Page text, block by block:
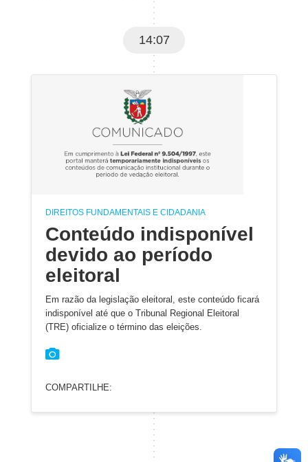
14:07
DIREITOS FUNDAMENTAIS E CIDADANIA
Conteúdo indisponível
devido ao período
eleitoral
Em razão da legislação eleitoral, este conteúdo ficará
indisponível até que o Tribunal Regional Eleitoral
(TRE) oficialize o término das eleições.
COMPARTILHE: